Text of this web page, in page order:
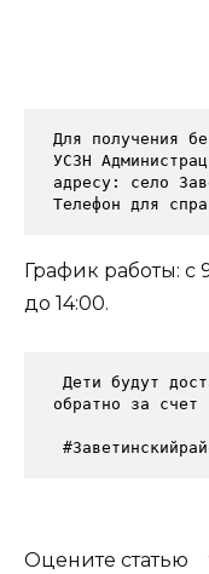
Для получения
УСЗН
адресу: село
Телефон для
График работы: с
до 14:00.
обратно за счет
Оцените статью